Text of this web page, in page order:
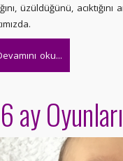
üzüldüğünü,
oku...
ay Oyunları